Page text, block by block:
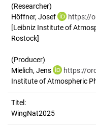
(Researcher)
Höffner, Josef
https://
[Leibniz Institute of
Rostock]
(Producer)
Mielich, Jens
https://
Institute of Atmospheric
Titel:
WingNat2025